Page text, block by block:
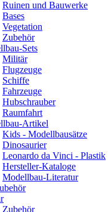
Ruinen und Bauwerke
Bases
Vegetation
Zubehör
Sets
Militär
Flugzeuge
Schiffe
Fahrzeuge
Hubschrauber
Raumfahrt
Artikel
Kids - Modellbausätze
Dinosaurier
Leonardo da Vinci - Plastik
Hersteller-Kataloge
Modellbau-Literatur
Zubehör